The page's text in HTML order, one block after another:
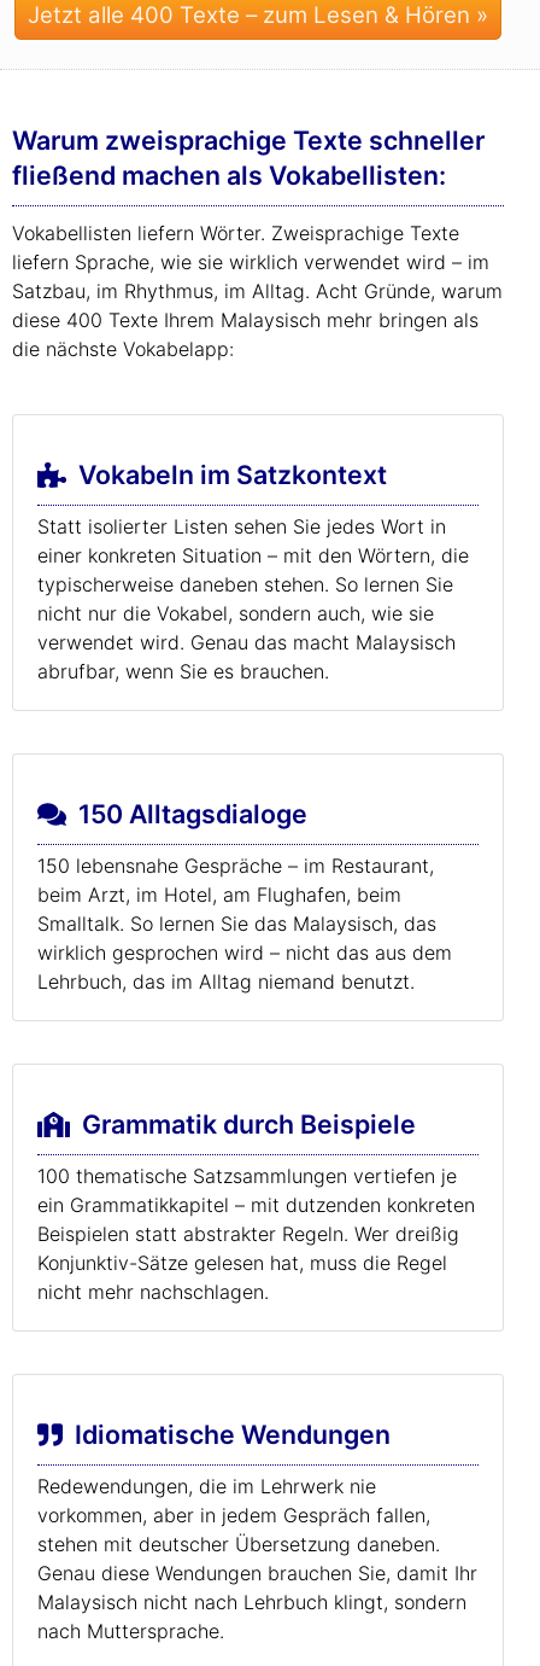
Jetzt alle 400 Texte – zum Lesen & Hören »
Warum zweisprachige Texte schneller
fließend machen als Vokabellisten:
Vokabellisten liefern Wörter. Zweisprachige Texte
liefern Sprache, wie sie wirklich verwendet wird – im
Satzbau, im Rhythmus, im Alltag. Acht Gründe, warum
diese 400 Texte Ihrem Malaysisch mehr bringen als
die nächste Vokabelapp:
Vokabeln im Satzkontext
Statt isolierter Listen sehen Sie jedes Wort in
einer konkreten Situation – mit den Wörtern, die
typischerweise daneben stehen. So lernen Sie
nicht nur die Vokabel, sondern auch, wie sie
verwendet wird. Genau das macht Malaysisch
abrufbar, wenn Sie es brauchen.
150 Alltagsdialoge
150 lebensnahe Gespräche – im Restaurant,
beim Arzt, im Hotel, am Flughafen, beim
Smalltalk. So lernen Sie das Malaysisch, das
wirklich gesprochen wird – nicht das aus dem
Lehrbuch, das im Alltag niemand benutzt.
Grammatik durch Beispiele
100 thematische Satzsammlungen vertiefen je
ein Grammatikkapitel – mit dutzenden konkreten
Beispielen statt abstrakter Regeln. Wer dreißig
Konjunktiv-Sätze gelesen hat, muss die Regel
nicht mehr nachschlagen.
Idiomatische Wendungen
Redewendungen, die im Lehrwerk nie
vorkommen, aber in jedem Gespräch fallen,
stehen mit deutscher Übersetzung daneben.
Genau diese Wendungen brauchen Sie, damit Ihr
Malaysisch nicht nach Lehrbuch klingt, sondern
nach Muttersprache.